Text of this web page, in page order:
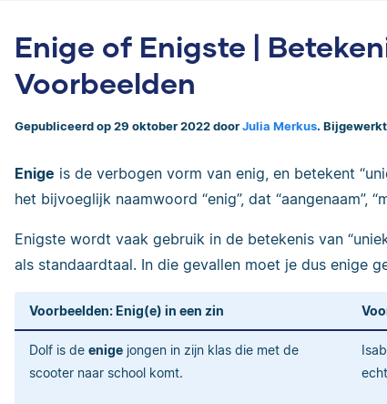
Enige of Enigste |
Voorbeelden
Gepubliceerd op 29 oktober 2022 door Julia Merkus.
Enige is de verbogen vorm van enig, en betekent
het bijvoeglijk naamwoord “enig”, dat “aangenaam”,
Enigste wordt vaak gebruik in de betekenis van
als standaardtaal. In die gevallen moet je dus enige
Voorbeelden: Enig(e) in een zin
Dolf is de enige jongen in zijn klas die met de
scooter naar school komt.